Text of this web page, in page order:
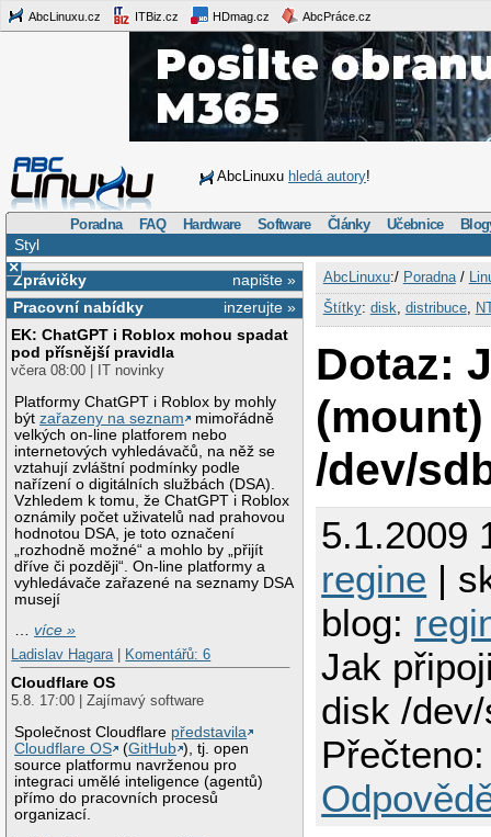
AbcLinuxu.cz ITBiz.cz HDmag.cz AbcPráce.cz
AbcLinuxu hledá autory!
Poradna FAQ Hardware Software Články Učebnice
Styl
×
napište »
Zprávičky
inzerujte »
Pracovní nabídky
EK: ChatGPT i Roblox mohou spadat
pod přísnější pravidla
včera 08:00 | IT novinky
Platformy ChatGPT i Roblox by mohly
býtzařazeny na seznam
mimořádně
velkých on-line platforem nebo
internetových vyhledávačů, na něž se
vztahují zvláštní podmínky podle
nařízení o digitálních službách (DSA).
Vzhledem k tomu, že ChatGPT i Roblox
oznámily počet uživatelů nad prahovou
hodnotou DSA, je toto označení
„rozhodně možné“ a mohlo by „přijít
dříve či později“. On-line platformy a
vyhledávače zařazené na seznamy DSA
musejí
…více »
Ladislav Hagara
Komentářů: 6
Cloudflare OS
5.8. 17:00 | Zajímavý software
Společnost Cloudflare představila
Cloudflare OS
(GitHub ), tj. open
source platformu navrženou pro
integraci umělé inteligence (agentů)
přímo do pracovních procesů
organizací.
AbcLinuxu:/ Poradna/
Štítky: disk distribuce,
Dotaz:
/dev/
5.1.2009
regine |
blog:
Jak
disk /